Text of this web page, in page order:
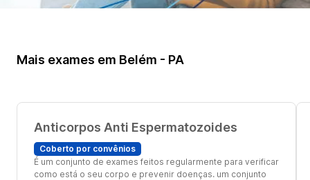
Mais exames em Belém - PA
Anticorpos Anti Espermatozoides
Coberto por convênios
É um conjunto de exames feitos regularmente para verificar
como está o seu corpo e prevenir doenças. um conjunto